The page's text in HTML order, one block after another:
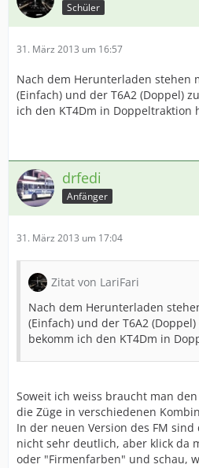
Schüler
31. März 2013 um 16:57
Nach dem Herunterladen stehen
(Einfach) und der T6A2 (Doppel)
ich den KT4Dm in Doppeltraktion
drfedi
Anfänger
31. März 2013 um 17:04
Zitat von LariFari
Nach dem Herunterladen
(Einfach) und der T6A2
bekomm ich den KT4Dm in
Soweit ich weiss braucht man
die Züge in verschiedenen
In der neuen Version des FM
nicht sehr deutlich, aber klick da
oder "Firmenfarben" und schau,